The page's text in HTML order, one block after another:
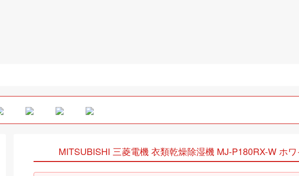
MITSUBISHI 三菱電機 衣類乾燥除湿機 MJ-P180RX-W ホ